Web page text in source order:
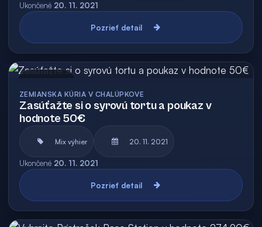
Ukončené 20. 11. 2021
Pozrieť detail
ZEMIANSKA KÚRIA V CHALÚPKOVE
Zasúťažte si o syrovú tortu a poukaz v
hodnote 50€
Mix výhier 20. 11. 2021
Ukončené 20. 11. 2021
Pozrieť detail